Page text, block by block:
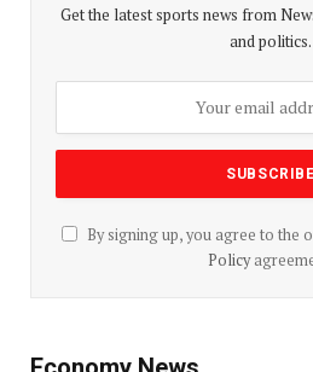
Get the latest sports news from
and politics.
By signing up, you agree to the
Policy